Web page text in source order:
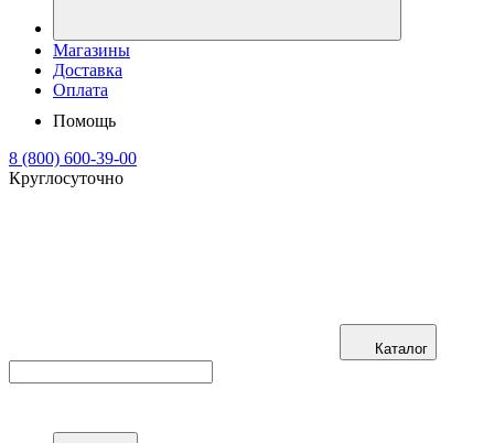
Магазины
Доставка
Оплата
Помощь
8 (800) 600-39-00
Круглосуточно
Каталог